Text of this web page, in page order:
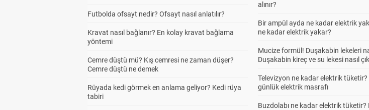
Futbolda ofsayt nedir? Ofsayt nasıl anlatılır?
Kravat nasıl bağlanır? En kolay kravat bağlama
yöntemi
Cemre düştü mü? Kış cemresi ne zaman düşer?
Cemre düştü ne demek
Rüyada kedi görmek en anlama geliyor? Kedi rüya
tabiri
alınır?
Bir ampül ayda ne kadar elektrik
ne kadar elektrik yakar?
Mucize formül! Duşakabin lekeleri
Duşakabin kireç ve su lekesi nasıl
Televizyon ne kadar elektrik tüketir?
günlük elektrik masrafı
Buzdolabı ne kadar elektrik tüketir?